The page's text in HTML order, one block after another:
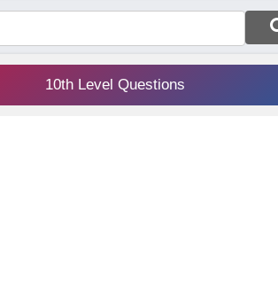
10th Level Questions